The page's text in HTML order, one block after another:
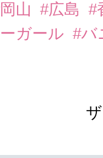
山 #広島
#
ガール #バ